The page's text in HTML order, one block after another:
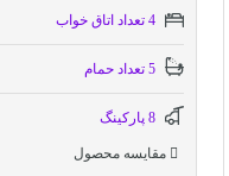
مقایسه محصول